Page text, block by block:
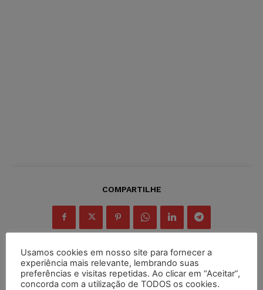
COMPARTILHE
Inscreva-se
Usamos cookies em nosso site para fornecer a
experiência mais relevante, lembrando suas
preferências e visitas repetidas. Ao clicar em “Aceitar”,
concorda com a utilização de TODOS os cookies.